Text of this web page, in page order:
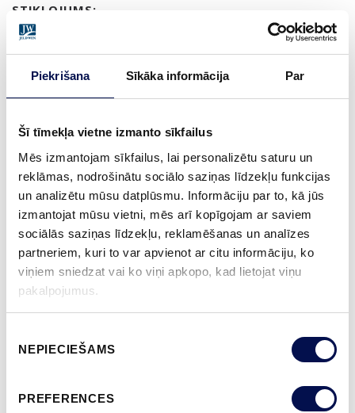
Piekrišana Sīkāka informācija Par
Šī tīmekļa vietne izmanto sīkfailus
Mēs izmantojam sīkfailus, lai personalizētu saturu un
reklāmas, nodrošinātu sociālo saziņas līdzekļu funkcijas
un analizētu mūsu datplūsmu. Informāciju par to, kā jūs
izmantojat mūsu vietni, mēs arī kopīgojam ar saviem
sociālās saziņas līdzekļu, reklamēšanas un analīzes
partneriem, kuri to var apvienot ar citu informāciju, ko
viņiem sniedzat vai ko viņi apkopo, kad lietojat viņu
pakalpojumus.
izvēle
NEPIECIEŠAMS
PREFERENCES
STIKLOJUMS:
CAURSPĪDĪGS STIKLS, SATĪNA STIKLS VAI
DEKORATĪVAIS STIKLS CREPI
SERTIFIKĀTS:
GARANTIJA:
2 GADU PRODUKTA GARANTIJA
APDARE (11)
NCS S0502-YNCS S0500-NNCS S3502-YNCS S7000-NNCS S9000-N
VAIRĀK
IZMĒRS